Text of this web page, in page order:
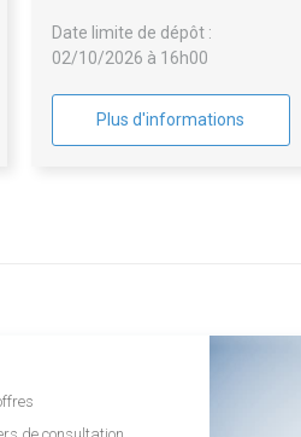
Date limite de dépôt :
02/10/2026 à 16h00
Plus d'informations